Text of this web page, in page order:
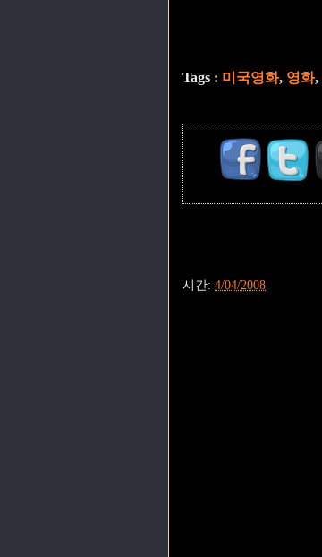
Tags : 미국영화, 영화,
시간: 4/04/2008